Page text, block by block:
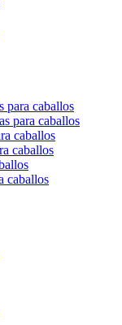
para caballos
para caballos
caballos
caballos
caballos